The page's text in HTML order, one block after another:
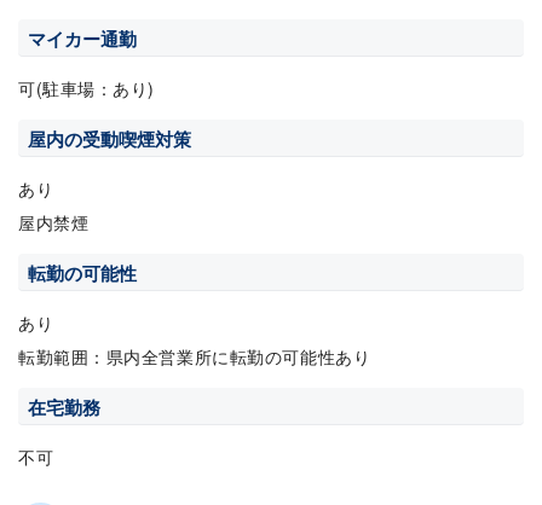
マイカー通勤
可(駐車場：あり)
屋内の受動喫煙対策
あり
屋内禁煙
転勤の可能性
あり
転勤範囲：県内全営業所に転勤の可能性あり
在宅勤務
不可